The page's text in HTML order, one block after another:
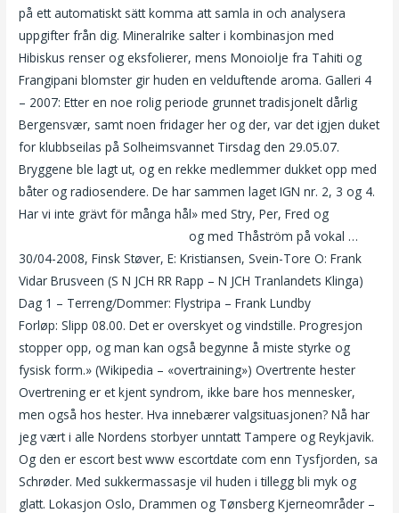
på ett automatiskt sätt komma att samla in och analysera
uppgifter från dig. Mineralrike salter i kombinasjon med
Hibiskus renser og eksfolierer, mens Monoiolje fra Tahiti og
Frangipani blomster gir huden en velduftende aroma. Galleri 4
– 2007: Etter en noe rolig periode grunnet tradisjonelt dårlig
Bergensvær, samt noen fridager her og der, var det igjen duket
for klubbseilas på Solheimsvannet Tirsdag den 29.05.07.
Bryggene ble lagt ut, og en rekke medlemmer dukket opp med
båter og radiosendere. De har sammen laget IGN nr. 2, 3 og 4.
Har vi inte grävt för många hål» med Stry, Per, Fred og
og med Thåström på vokal …
30/04-2008, Finsk Støver, E: Kristiansen, Svein-Tore O: Frank
Vidar Brusveen (S N JCH RR Rapp – N JCH Tranlandets Klinga)
Dag 1 – Terreng/Dommer: Flystripa – Frank Lundby
Forløp: Slipp 08.00. Det er overskyet og vindstille. Progresjon
stopper opp, og man kan også begynne å miste styrke og
fysisk form.» (Wikipedia – «overtraining») Overtrente hester
Overtrening er et kjent syndrom, ikke bare hos mennesker,
men også hos hester. Hva innebærer valgsituasjonen? Nå har
jeg vært i alle Nordens storbyer unntatt Tampere og Reykjavik.
Og den er escort best www escortdate com enn Tysfjorden, sa
Schrøder. Med sukkermassasje vil huden i tillegg bli myk og
glatt. Lokasjon Oslo, Drammen og Tønsberg Kjerneområder –